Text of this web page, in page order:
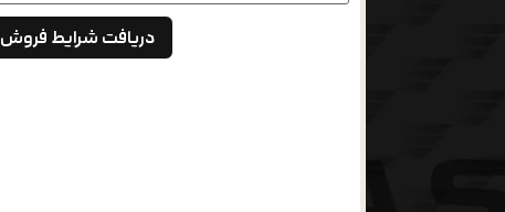
دریافت شرایط فروش